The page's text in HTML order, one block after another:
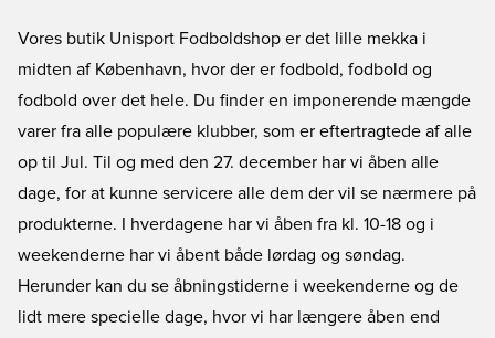
Vores butik Unisport Fodboldshop er det lille mekka i
midten af København, hvor der er fodbold, fodbold og
fodbold over det hele. Du finder en imponerende mængde
varer fra alle populære klubber, som er eftertragtede af alle
op til Jul. Til og med den 27. december har vi åben alle
dage, for at kunne servicere alle dem der vil se nærmere på
produkterne. I hverdagene har vi åben fra kl. 10-18 og i
weekenderne har vi åbent både lørdag og søndag.
Herunder kan du se åbningstiderne i weekenderne og de
lidt mere specielle dage, hvor vi har længere åben end